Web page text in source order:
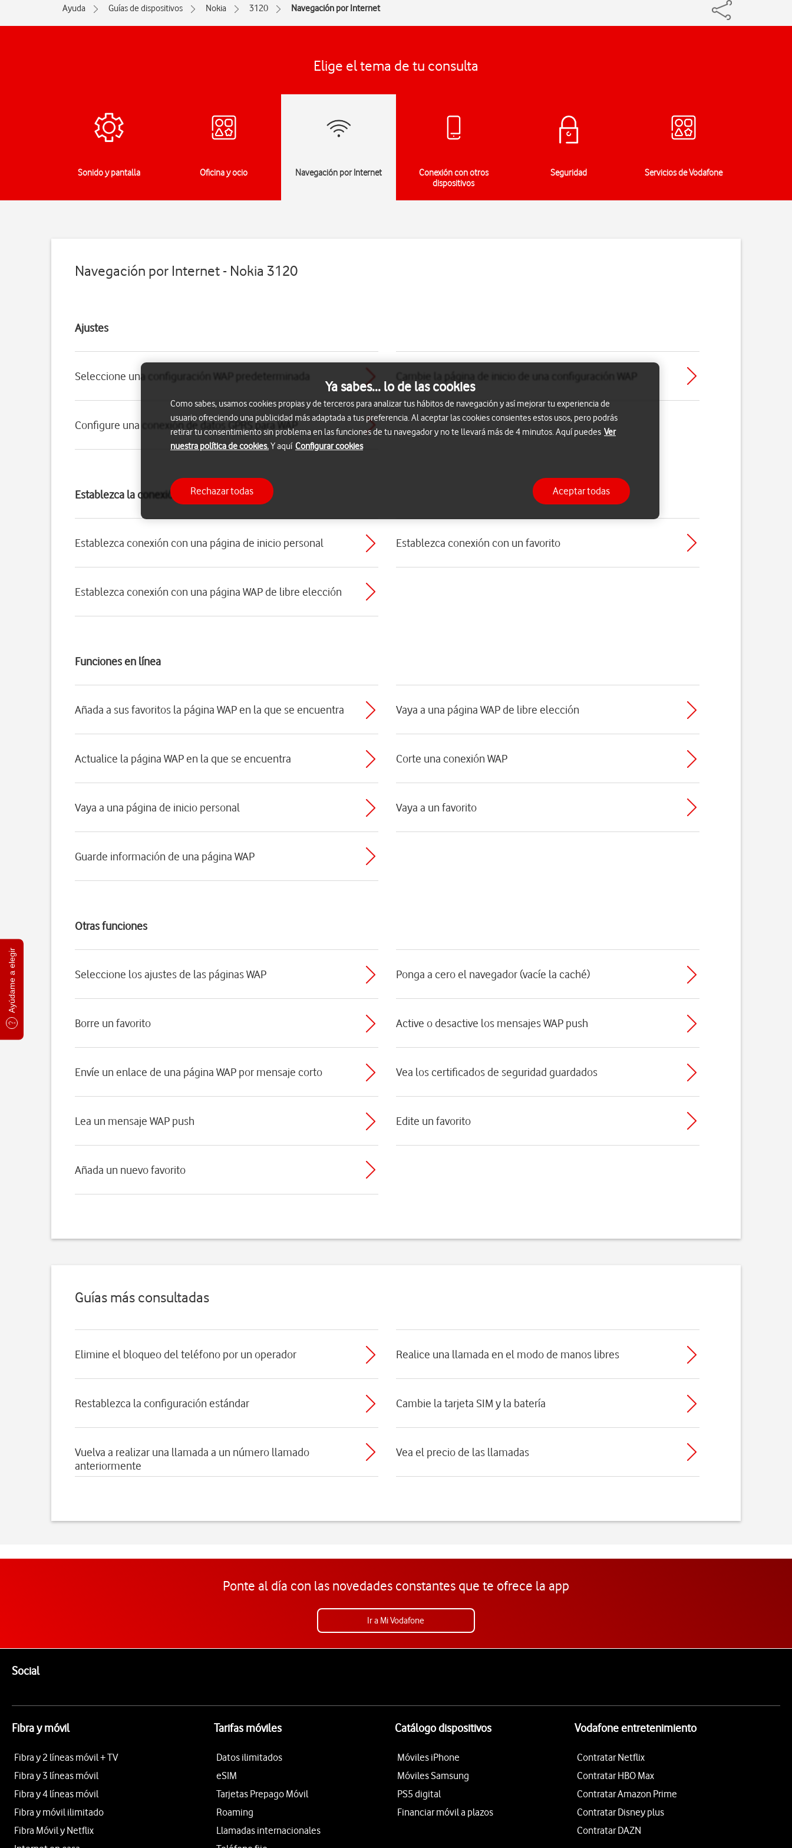
Ayúdame a elegir
Ayuda Guías de dispositivos Nokia 3120 Navegación por Internet
Elige el tema de tu consulta
Sonido y pantalla Oficina y ocio Navegación por Internet
Conexión con otros
dispositivos
Seguridad Servicios de Vodafone
Navegación por Internet - Nokia 3120
Ajustes
Seleccione una configuración WAP predeterminada Cambie la página de inicio de una configuración WAP
Configure una conexión de datos GPRS para WAP
Establezca la conexión
Establezca conexión con una página de inicio personal Establezca conexión con un favorito
Establezca conexión con una página WAP de libre elección
Funciones en línea
Añada a sus favoritos la página WAP en la que se encuentra Vaya a una página WAP de libre elección
Actualice la página WAP en la que se encuentra Corte una conexión WAP
Vaya a una página de inicio personal Vaya a un favorito
Guarde información de una página WAP
Otras funciones
Seleccione los ajustes de las páginas WAP Ponga a cero el navegador (vacíe la caché)
Borre un favorito Active o desactive los mensajes WAP push
Envíe un enlace de una página WAP por mensaje corto Vea los certificados de seguridad guardados
Lea un mensaje WAP push Edite un favorito
Añada un nuevo favorito
Guías más consultadas
Elimine el bloqueo del teléfono por un operador Realice una llamada en el modo de manos libres
Restablezca la configuración estándar Cambie la tarjeta SIM y la batería
Vuelva a realizar una llamada a un número llamado
anteriormente
Vea el precio de las llamadas
Ponte al día con las novedades constantes que te ofrece la app
Ir a Mi Vodafone
SocialEnlaces a las redes sociales de Vodafone
Fibra y móvil
Fibra y 2 líneas móvil + TV
Fibra y 3 líneas móvil
Fibra y 4 líneas móvil
Fibra y móvil ilimitado
Fibra Móvil y Netflix
Tarifas móviles
Datos ilimitados
eSIM
Tarjetas Prepago Móvil
Roaming
Llamadas internacionales
Catálogo dispositivos
Móviles iPhone
Móviles Samsung
PS5 digital
Financiar móvil a plazos
Vodafone entretenimiento
Contratar Netflix
Contratar HBO Max
Contratar Amazon Prime
Contratar Disney plus
Contratar DAZN
Ya sabes... lo de las cookies
Como sabes, usamos cookies propias y de terceros para analizar tus hábitos de navegación y así mejorar tu experiencia de
usuario ofreciendo una publicidad más adaptada a tus preferencia. Al aceptar las cookies consientes estos usos, pero podrás
retirar tu consentimiento sin problema en las funciones de tu navegador y no te llevará más de 4 minutos. Aquí puedes Ver
nuestra política de cookies.Y aquí Configurar cookies
Rechazar todas Aceptar todas